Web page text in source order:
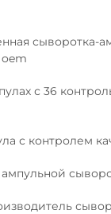
сыворотка-
с 36
с контролем